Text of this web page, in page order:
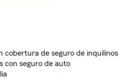
cobertura de seguro de inquilinos
con seguro de auto